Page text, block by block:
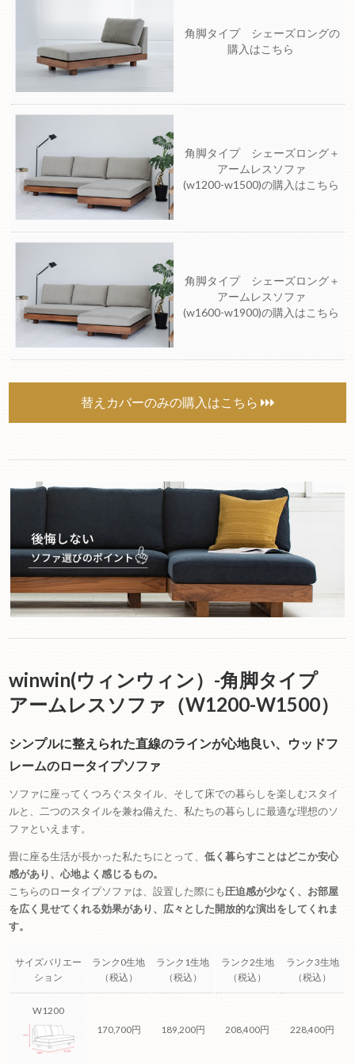
角脚タイプ シェーズロングの
購入はこちら
角脚タイプ シェーズロング＋
アームレスソファ
(w1200-w1500)の購入はこちら
角脚タイプ シェーズロング＋
アームレスソファ
(w1600-w1900)の購入はこちら
替えカバーのみの購入はこちら
winwin(ウィンウィン）-角脚タイプ
アームレスソファ（W1200-W1500）
シンプルに整えられた直線のラインが心地良い、ウッドフ
レームのロータイプソファ
ソファに座ってくつろぐスタイル、そして床での暮らしを楽しむスタイ
ルと、二つのスタイルを兼ね備えた、私たちの暮らしに最適な理想のソ
ファといえます。
畳に座る生活が長かった私たちにとって、低く暮らすことはどこか安心
感があり、心地よく感じるもの。
こちらのロータイプソファは、設置した際にも圧迫感が少なく、お部屋
を広く見せてくれる効果があり、広々とした開放的な演出をしてくれま
す。
サイズバリエー
ション
ランク0生地
（税込）
ランク1生地
（税込）
ランク2生地
（税込）
ランク3生地
（税込）
W1200
170,700円
189,200円 208,400円 228,400円